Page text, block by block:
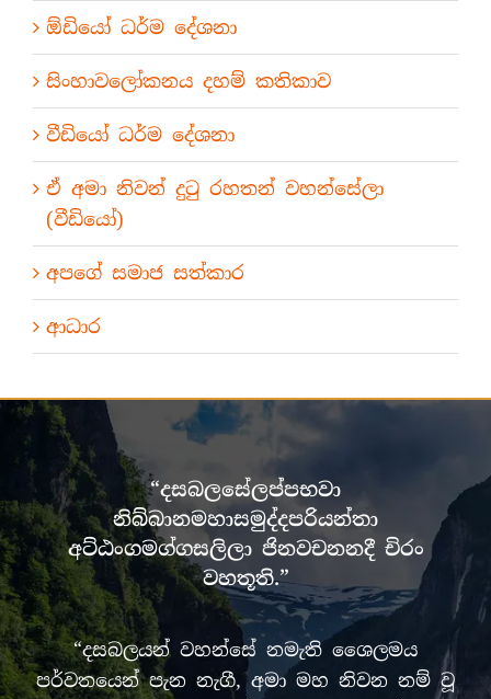
ඕඩියෝ ධර්ම දේශනා
සිංහාවලෝකනය දහම් කතිකාව
වීඩියෝ ධර්ම දේශනා
ඒ අමා නිවන් දුටු රහතන් වහන්සේලා
(වීඩියෝ)
අපගේ සමාජ සත්කාර
ආධාර
“දසබලසේලප්පභවා
නිබ්බානමහාසමුද්දපරියන්තා
අට්ඨංගමග්ගසලිලා ජිනවචනනදී චිරං
වහතූති.”
“දසබලයන් වහන්සේ නමැති ශෛලමය
පර්වතයෙන් පැන නැගී, අමා මහ නිවන නම් වූ